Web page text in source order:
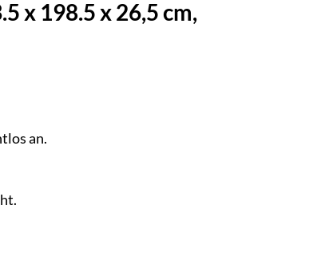
x 198.5 x 26,5 cm,
an.